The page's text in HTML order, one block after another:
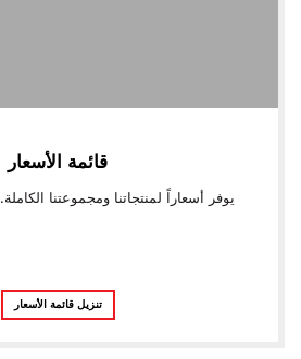
قائمة الأسعار
يوفر أسعاراً لمنتجاتنا ومجموعتنا الكاملة.
تنزيل قائمة الأسعار